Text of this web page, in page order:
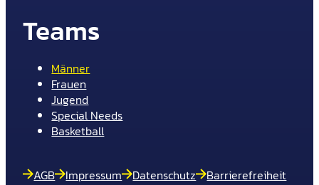
Teams
Männer
Frauen
Jugend
Special Needs
Basketball
AGB Impressum Datenschutz Barrierefreiheit